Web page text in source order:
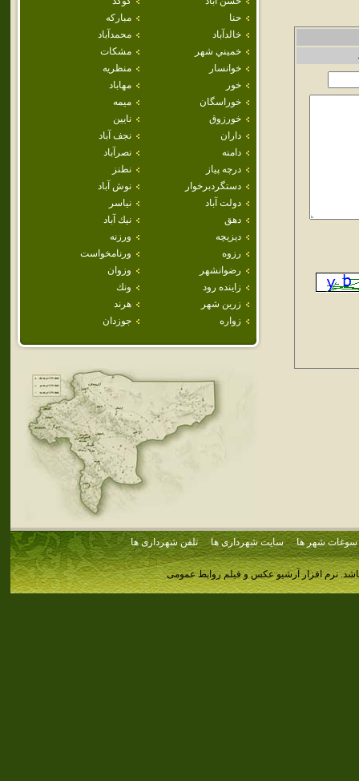
حنا
مباركه
خالدآباد
محمدآباد
خميني شهر
مشكات
خوانسار
منظريه
خور
مهاباد
خوراسگان
ميمه
خورزوق
نايين
داران
نجف آباد
دامنه
نصرآباد
درچه پياز
نطنز
دستگردبرخوار
نوش آباد
دولت آباد
نياسر
دهق
نيك آباد
ديزيچه
ورزنه
رزوه
ورنامخواست
رضوانشهر
وزوان
زاينده رود
ونك
زرين شهر
هرند
زواره
جوزدان
سوغات شهر ها سایت شهرداری ها تلفن شهرداری ها
نرم افزار آرشیو عکس و فیلم روابط عمومی